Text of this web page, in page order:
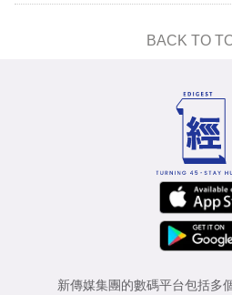
BACK TO
新傳媒集團的數碼平台包括多